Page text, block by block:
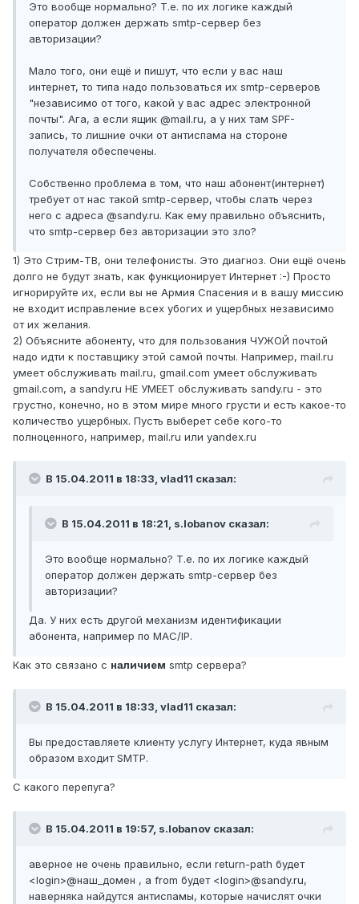
Это вообще нормально? Т.е. по их логике каждый
оператор должен держать smtp-сервер без
авторизации?
Мало того, они ещё и пишут, что если у вас наш
интернет, то типа надо пользоваться их smtp-серверов
"независимо от того, какой у вас адрес электронной
почты". Ага, а если ящик @mail.ru, а у них там SPF-
запись, то лишние очки от антиспама на стороне
получателя обеспечены.
Собственно проблема в том, что наш абонент(интернет)
требует от нас такой smtp-сервер, чтобы слать через
него с адреса @sandy.ru. Как ему правильно объяснить,
что smtp-сервер без авторизации это зло?
1) Это Стрим-ТВ, они телефонисты. Это диагноз. Они ещё очень
долго не будут знать, как функционирует Интернет :-) Просто
игнорируйте их, если вы не Армия Спасения и в вашу миссию
не входит исправление всех убогих и ущербных независимо
от их желания.
2) Объясните абоненту, что для пользования ЧУЖОЙ почтой
надо идти к поставщику этой самой почты. Например, mail.ru
умеет обслуживать mail.ru, gmail.com умеет обслуживать
gmail.com, а sandy.ru НЕ УМЕЕТ обслуживать sandy.ru - это
грустно, конечно, но в этом мире много грусти и есть какое-то
количество ущербных. Пусть выберет себе кого-то
полноценного, например, mail.ru или yandex.ru
В 15.04.2011 в 18:33, vlad11 сказал:
В 15.04.2011 в 18:21, s.lobanov сказал:
Это вообще нормально? Т.е. по их логике каждый
оператор должен держать smtp-сервер без
авторизации?
Да. У них есть другой механизм идентификации
абонента, например по MAC/IP.
Как это связано с наличием smtp сервера?
В 15.04.2011 в 18:33, vlad11 сказал:
Вы предоставляете клиенту услугу Интернет, куда явным
образом входит SMTP.
С какого перепуга?
В 15.04.2011 в 19:57, s.lobanov сказал:
аверное не очень правильно, если return-path будет
<login>@наш_домен , а from будет <login>@sandy.ru,
наверняка найдутся антиспамы, которые начислят очки